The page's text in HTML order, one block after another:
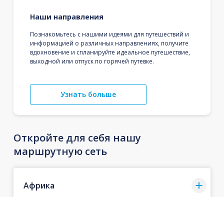
Наши направления
Познакомьтесь с нашими идеями для путешествий и
информацией о различных направлениях, получите
вдохновение и спланируйте идеальное путешествие,
выходной или отпуск по горячей путевке.
Узнать больше
Откройте для себя нашу
маршрутную сеть
Африка